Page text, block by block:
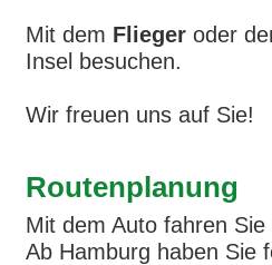
Mit dem Flieger oder
Insel besuchen.
Wir freuen uns auf Sie!
Routenplanung
Mit dem Auto fahren
Ab Hamburg haben Sie